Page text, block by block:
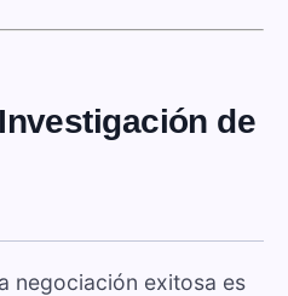
de
negociación exitosa es